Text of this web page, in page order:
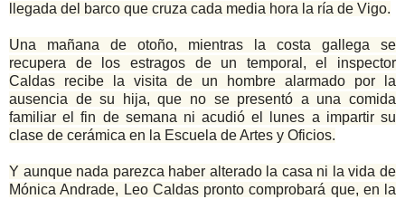
llegada del barco que cruza cada media hora la ría de Vigo.
Una mañana de otoño, mientras la costa gallega se
recupera de los estragos de un temporal, el inspector
Caldas recibe la visita de un hombre alarmado por la
ausencia de su hija, que no se presentó a una comida
familiar el fin de semana ni acudió el lunes a impartir su
clase de cerámica en la Escuela de Artes y Oficios.
Y aunque nada parezca haber alterado la casa ni la vida de
Mónica Andrade, Leo Caldas pronto comprobará que, en la